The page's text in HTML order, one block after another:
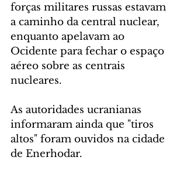
forças militares russas estavam
a caminho da central nuclear,
enquanto apelavam ao
Ocidente para fechar o espaço
aéreo sobre as centrais
nucleares.
As autoridades ucranianas
informaram ainda que "tiros
altos" foram ouvidos na cidade
de Enerhodar.